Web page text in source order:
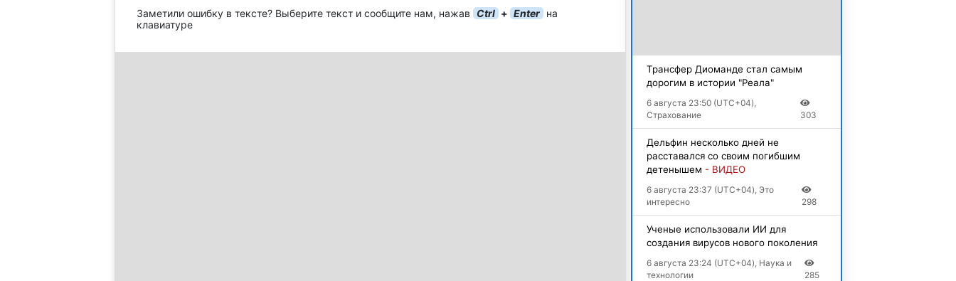
Заметили ошибку в тексте? Выберите текст и сообщите нам, нажав Ctrl + Enter на
клавиатуре
Трансфер Диоманде стал самым
дорогим в истории "Реала"
6 августа 23:50 (UTC+04),
Страхование
303
Дельфин несколько дней не
расставался со своим погибшим
детенышем - ВИДЕО
6 августа 23:37 (UTC+04), Это
интересно
298
Ученые использовали ИИ для
создания вирусов нового поколения
6 августа 23:24 (UTC+04), Наука и
технологии
285